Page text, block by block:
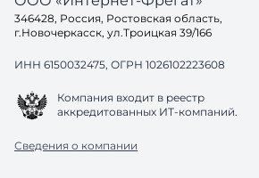
346428, Россия, Ростовская область,
г.Новочеркасск, ул.Троицкая 39/166
ИНН 6150032475, ОГРН 1026102223608
Компания входит в реестр
аккредитованных ИТ-компаний.
Сведения о компании